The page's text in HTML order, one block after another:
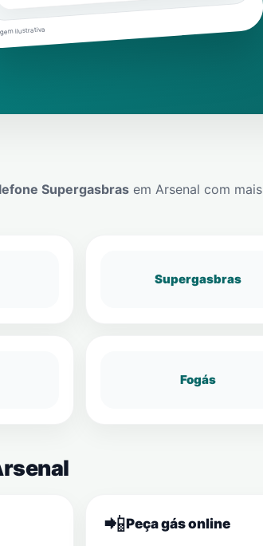
ilustrativa
Supergasbras em Arsenal com mais
Supergasbras
Fogás
📲Peça gás online